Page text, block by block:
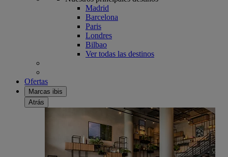
Madrid
Barcelona
Paris
Londres
Bilbao
Ver todas las destinos
Ofertas
Marcas ibis
Atrás